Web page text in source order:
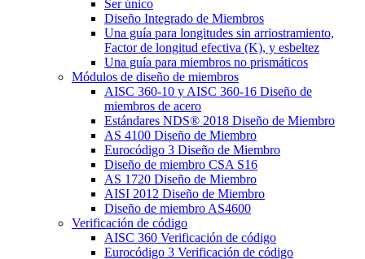
Ser único
Diseño Integrado de Miembros
Una guía para longitudes sin arriostramiento,
Factor de longitud efectiva (K), y esbeltez
Una guía para miembros no prismáticos
Módulos de diseño de miembros
AISC 360-10 y AISC 360-16 Diseño de
miembros de acero
Estándares NDS® 2018 Diseño de Miembro
AS 4100 Diseño de Miembro
Eurocódigo 3 Diseño de Miembro
Diseño de miembro CSA S16
AS 1720 Diseño de Miembro
AISI 2012 Diseño de Miembro
Diseño de miembro AS4600
Verificación de código
AISC 360 Verificación de código
Eurocódigo 3 Verificación de código